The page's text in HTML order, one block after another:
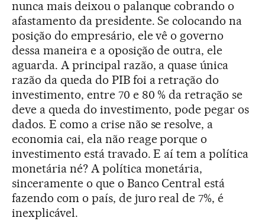
nunca mais deixou o palanque cobrando o
afastamento da presidente. Se colocando na
posição do empresário, ele vê o governo
dessa maneira e a oposição de outra, ele
aguarda. A principal razão, a quase única
razão da queda do PIB foi a retração do
investimento, entre 70 e 80 % da retração se
deve a queda do investimento, pode pegar os
dados. E como a crise não se resolve, a
economia cai, ela não reage porque o
investimento está travado. E aí tem a política
monetária né? A política monetária,
sinceramente o que o Banco Central está
fazendo com o país, de juro real de 7%, é
inexplicável.